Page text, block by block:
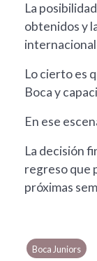
La
obtenidos y
Lo cierto es
Boca y
En ese
La decisión
regreso que
próximas
Boca Juniors